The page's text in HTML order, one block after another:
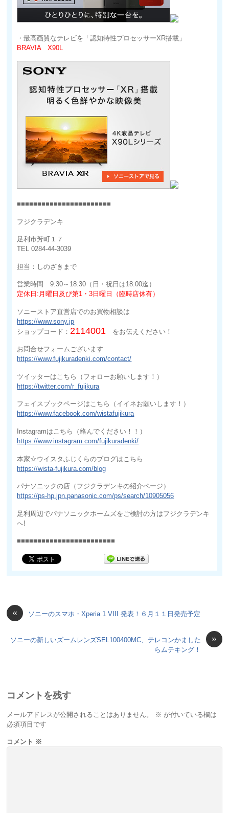
・最高画質なテレビを「認知特性プロセッサーXR搭載」
BRAVIA X90L
■■■■■■■■■■■■■■■■■■■■■■■
フジクラデンキ
足利市芳町１７
TEL 0284-44-3039
担当：しのざきまで
営業時間 9:30～18:30（日・祝日は18:00迄）
定休日:月曜日及び第1・3日曜日（臨時店休有）
ソニーストア直営店でのお買物相談は
https://www.sony.jp
ショップコード： 2114001 をお伝えください！
お問合せフォームございます
https://www.fujikuradenki.com/contact/
ツイッターはこちら（フォローお願いします！）
https://twitter.com/r_fujikura
フェイスブックページはこちら（イイネお願いします！）
https://www.facebook.com/wistafujikura
Instagramはこちら（絡んでください！！）
https://www.instagram.com/fujikuradenki/
本家☆ウイスタふじくらのブログはこちら
https://wista-fujikura.com/blog
パナソニックの店（フジクラデンキの紹介ページ）
https://ps-hp.jpn.panasonic.com/ps/search/10905056
足利周辺でパナソニックホームズをご検討の方はフジクラデンキ
へ!
■■■■■■■■■■■■■■■■■■■■■■■■
« ソニーのスマホ・Xperia 1 VIII 発表！６月１１日発売予定
»
ソニーの新しいズームレンズSEL100400MC、テレコンかました
らムテキング！
コメントを残す
メールアドレスが公開されることはありません。 ※ が付いている欄は
必須項目です
コメント ※